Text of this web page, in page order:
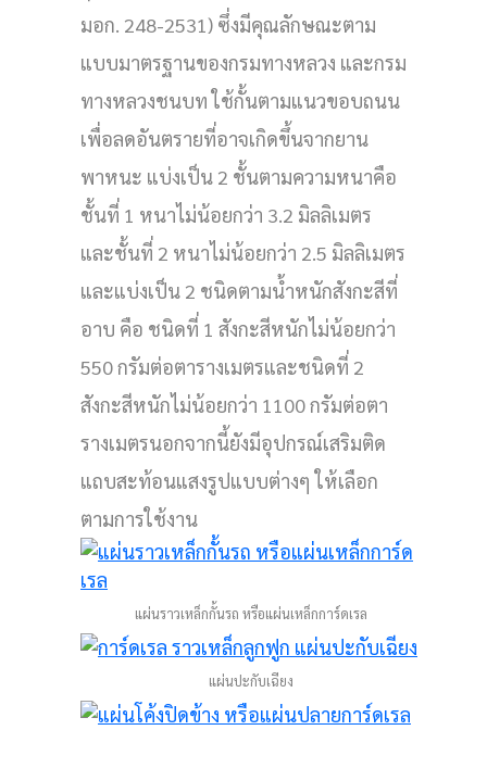
มอก. 248-2531) ซึ่งมีคุณลักษณะตาม
แบบมาตรฐานของกรมทางหลวง และกรม
ทางหลวงชนบท ใช้กั้นตามแนวขอบถนน
เพื่อลดอันตรายที่อาจเกิดขึ้นจากยาน
พาหนะ แบ่งเป็น 2 ชั้นตามความหนาคือ
ชั้นที่ 1 หนาไม่น้อยกว่า 3.2 มิลลิเมตร
และชั้นที่ 2 หนาไม่น้อยกว่า 2.5 มิลลิเมตร
และแบ่งเป็น 2 ชนิดตามน้ำหนักสังกะสีที่
อาบ คือ ชนิดที่ 1 สังกะสีหนักไม่น้อยกว่า
550 กรัมต่อตารางเมตรและชนิดที่ 2
สังกะสีหนักไม่น้อยกว่า 1100 กรัมต่อตา
รางเมตรนอกจากนี้ยังมีอุปกรณ์เสริมติด
แถบสะท้อนแสงรูปแบบต่างๆ ให้เลือก
ตามการใช้งาน
แผ่นราวเหล็กกั้นรถ หรือแผ่นเหล็กการ์ดเรล
แผ่นปะกับเฉียง